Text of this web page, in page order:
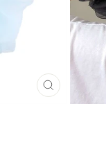
LUK
MODUL